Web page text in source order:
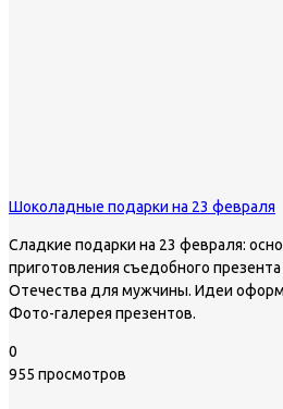
Шоколадные подарки на 23 февраля
Сладкие подарки на 23 февраля:
приготовления съедобного
Отечества для мужчины. Идеи
Фото-галерея презентов.
0
955 просмотров